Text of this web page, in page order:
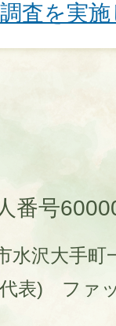
査を実
番号
沢大手町
表)
ファ